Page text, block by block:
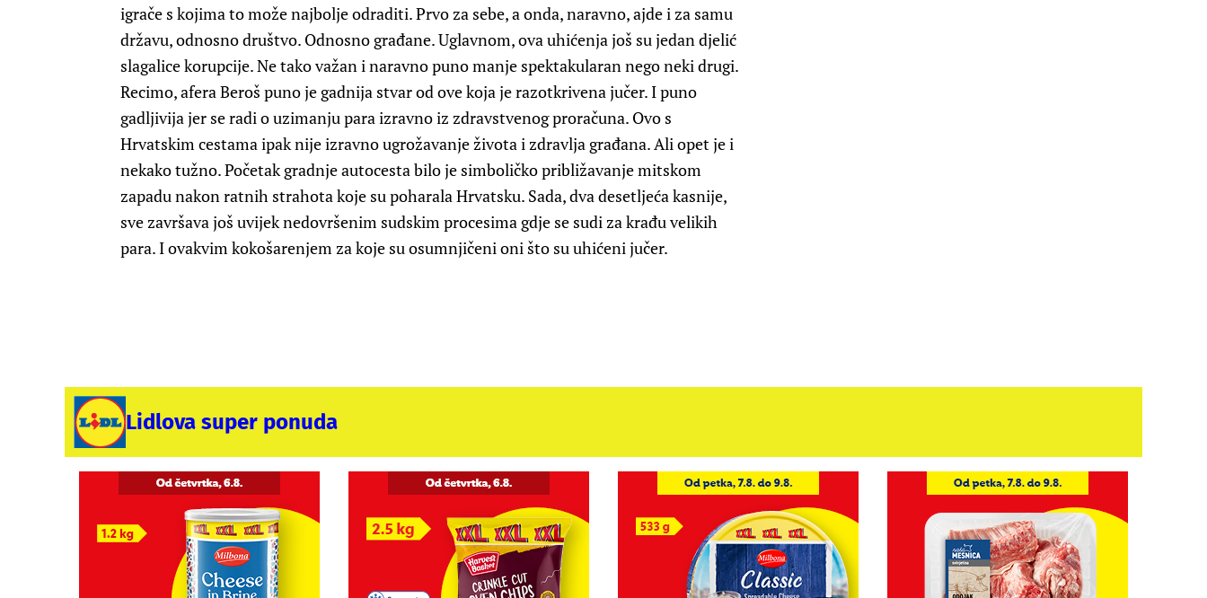
igrače s kojima to može najbolje odraditi. Prvo za sebe, a onda, naravno, ajde i za samu
državu, odnosno društvo. Odnosno građane. Uglavnom, ova uhićenja još su jedan djelić
slagalice korupcije. Ne tako važan i naravno puno manje spektakularan nego neki drugi.
Recimo, afera Beroš puno je gadnija stvar od ove koja je razotkrivena jučer. I puno
gadljivija jer se radi o uzimanju para izravno iz zdravstvenog proračuna. Ovo s
Hrvatskim cestama ipak nije izravno ugrožavanje života i zdravlja građana. Ali opet je i
nekako tužno. Početak gradnje autocesta bilo je simboličko približavanje mitskom
zapadu nakon ratnih strahota koje su poharala Hrvatsku. Sada, dva desetljeća kasnije,
sve završava još uvijek nedovršenim sudskim procesima gdje se sudi za krađu velikih
para. I ovakvim kokošarenjem za koje su osumnjičeni oni što su uhićeni jučer.
Lidlova super ponuda